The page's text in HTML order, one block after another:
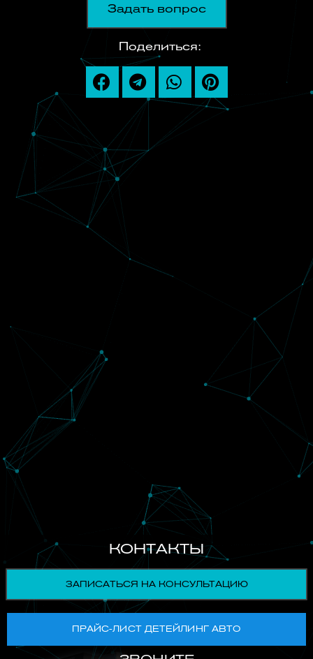
Задать вопрос
Поделиться:
КОНТАКТЫ
ЗАПИСАТЬСЯ НА КОНСУЛЬТАЦИЮ
ПРАЙС-ЛИСТ ДЕТЕЙЛИНГ АВТО